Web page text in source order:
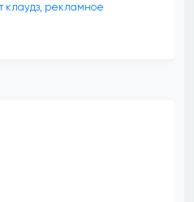
клаудз, рекламное